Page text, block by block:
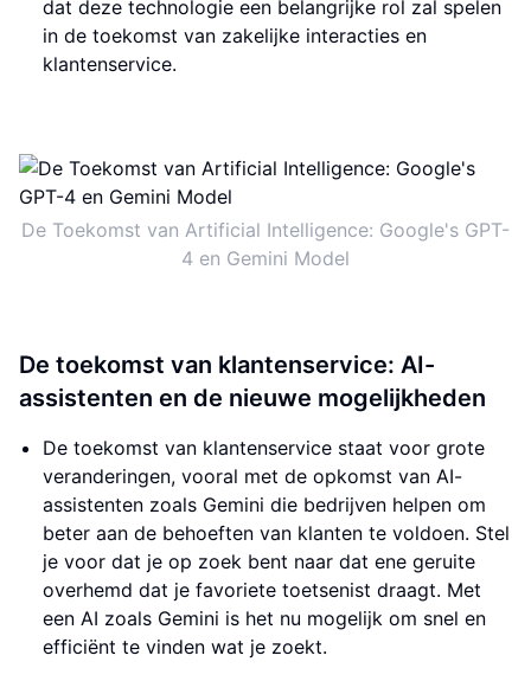
dat deze technologie een belangrijke rol zal spelen
in de toekomst van zakelijke interacties en
klantenservice.
De Toekomst van Artificial Intelligence: Google's GPT-
4 en Gemini Model
De toekomst van klantenservice: AI-
assistenten en de nieuwe mogelijkheden
De toekomst van klantenservice staat voor grote
veranderingen, vooral met de opkomst van AI-
assistenten zoals Gemini die bedrijven helpen om
beter aan de behoeften van klanten te voldoen. Stel
je voor dat je op zoek bent naar dat ene geruite
overhemd dat je favoriete toetsenist draagt. Met
een AI zoals Gemini is het nu mogelijk om snel en
efficiënt te vinden wat je zoekt.